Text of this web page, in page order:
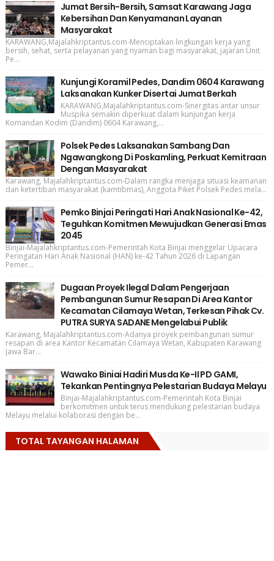
Jumat Bersih-Bersih, Samsat Karawang Jaga
Kebersihan Dan Kenyamanan Layanan
Masyarakat
KARAWANG,Majalahkriptantus.com-Menciptakan lingkungan kerja yang
bersih, sehat, serta pelayanan yang nyaman bagi masyarakat, jajaran Unit
Pe...
Kunjungi Koramil Pedes, Dandim 0604 Karawang
Laksanakan Kunker Disertai Jumat Berkah
KARAWANG,Majalahkriptantus.com-Sinergitas antar unsur
Muspika semakin diperkuat dalam kunjungan kerja
Komandan Kodim (Dandim) 0604 Karawang,...
Polsek Pedes Laksanakan Sambang Dan
Ngawangkong Di Poskamling, Perkuat Kemitraan
Dengan Masyarakat
Karawang, Majalahkriptantus.com-Dalam rangka menjaga situasi keamanan
dan ketertiban masyarakat (kamtibmas), Anggota Piket Polsek Pedes mela...
Pemko Binjai Peringati Hari Anak Nasional Ke-42,
Teguhkan Komitmen Mewujudkan Generasi Emas
2045
Binjai-Majalahkriptantus.com-Pemerintah Kota Binjai menggelar Upacara
Peringatan Hari Anak Nasional (HAN) ke-42 Tahun 2026 di Lapangan
Pemer...
Dugaan Proyek Ilegal Dalam Pengerjaan
Pembangunan Sumur Resapan Di Area Kantor
Kecamatan Cilamaya Wetan, Terkesan Pihak Cv.
PUTRA SURYA SADANE Mengelabui Publik
Karawang, Majalahkriptantus.com-Adanya proyek pembangunan sumur
resapan di area Kantor Kecamatan Cilamaya Wetan, Kabupaten Karawang
Jawa Bar...
Wawako Biniai Hadiri Musda Ke-II PD GAMI,
Tekankan Pentingnya Pelestarian Budaya Melayu
Binjai-Majalahkriptantus.com-Pemerintah Kota Binjai
berkomitmen untuk terus mendukung pelestarian budaya
Melayu melalui kolaborasi dengan be...
TOTAL TAYANGAN HALAMAN